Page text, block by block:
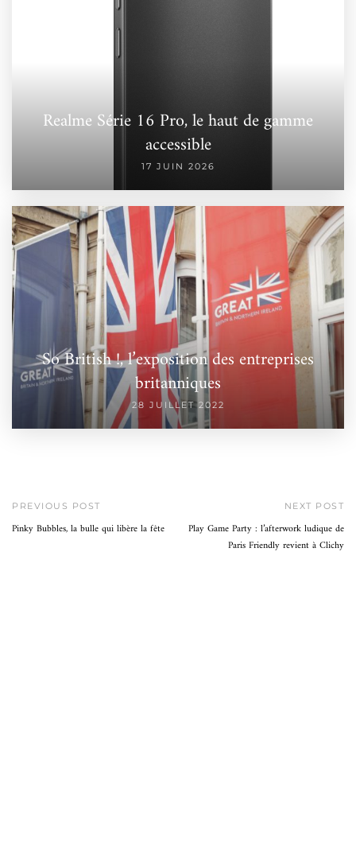
Realme Série 16 Pro, le haut de gamme
accessible
17 JUIN 2026
So British !, l’exposition des entreprises
britanniques
28 JUILLET 2022
PREVIOUS POST
Pinky Bubbles, la bulle qui libère la fête
NEXT POST
Play Game Party : l’afterwork ludique de
Paris Friendly revient à Clichy